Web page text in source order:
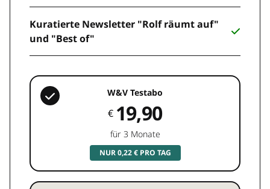
Kuratierte Newsletter "Rolf räumt auf"
und "Best of"
W&V Testabo
€ 19,90
für 3 Monate
NUR 0,22 € PRO TAG